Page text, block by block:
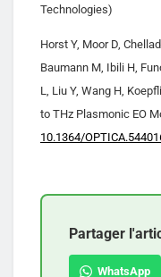
Technologies)
Horst Y, Moor D,
Baumann M, Ibili H,
L, Liu Y, Wang H,
to THz Plasmonic EO
10.1364/
Partager
WhatsApp